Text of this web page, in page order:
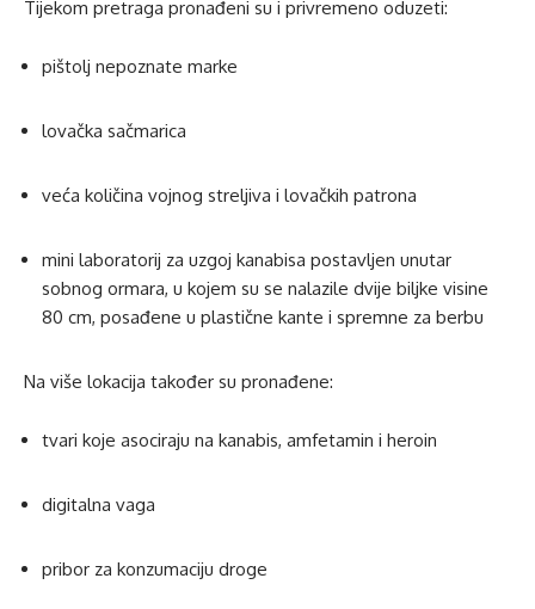
Tijekom pretraga pronađeni su i privremeno oduzeti:
pištolj nepoznate marke
lovačka sačmarica
veća količina vojnog streljiva i lovačkih patrona
mini laboratorij za uzgoj kanabisa postavljen unutar
sobnog ormara, u kojem su se nalazile dvije biljke visine
80 cm, posađene u plastične kante i spremne za berbu
Na više lokacija također su pronađene:
tvari koje asociraju na kanabis, amfetamin i heroin
digitalna vaga
pribor za konzumaciju droge